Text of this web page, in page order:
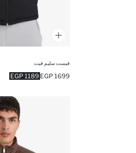
فيست سليم فيت
1189 EGP 1699 EGP